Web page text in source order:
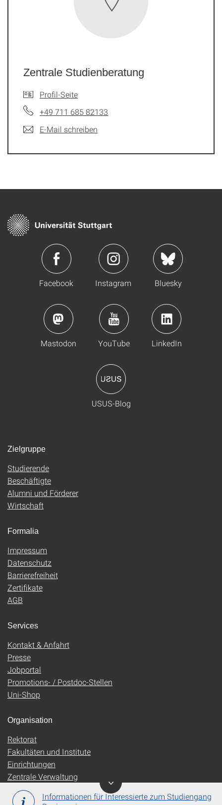
Informationen für Interessierte zum Studiengang
Zentrale Studienberatung
Profil-Seite
+49 711 685 82133
E-Mail schreiben
Facebook Instagram Bluesky
Mastodon YouTube LinkedIn
USUS-Blog
Zielgruppe
Studierende
Beschäftigte
Alumni und Förderer
Wirtschaft
Formalia
Impressum
Datenschutz
Barrierefreiheit
Zertifikate
AGB
Services
Kontakt & Anfahrt
Presse
Jobportal
Promotions- / Postdoc-Stellen
Uni-Shop
Organisation
Rektorat
Fakultäten und Institute
Einrichtungen
Zentrale Verwaltung